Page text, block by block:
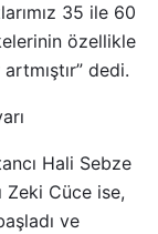
35 ile 60
özellikle
dedi.
Hali Sebze
Zeki Cüce ise,
ve